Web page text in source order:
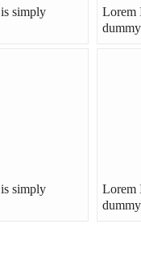
simply
Lorem
simply
Lorem